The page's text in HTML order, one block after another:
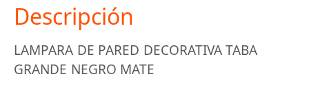
Descripción
LAMPARA DE PARED DECORATIVA TABA
GRANDE NEGRO MATE